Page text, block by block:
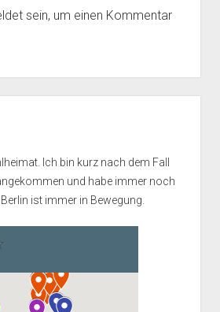
sein, um einen Kommentar
Ich bin kurz nach dem Fall
und habe immer noch
ist immer in Bewegung.